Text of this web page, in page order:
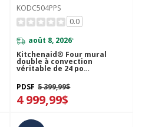
KODC504PPS
0.0
août 8, 2026*
Kitchenaid® Four mural
double à convection
véritable de 24 po
PDSF 5 399,99$
4 999,99$